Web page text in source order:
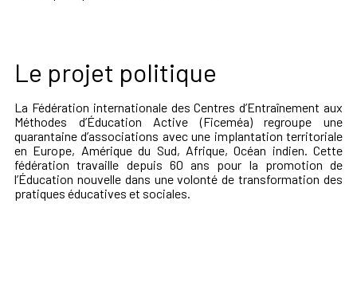
Le projet politique
La Fédération internationale des Centres d’Entraînement aux
Méthodes d’Éducation Active (Ficeméa) regroupe une
quarantaine d’associations avec une implantation territoriale
en Europe, Amérique du Sud, Afrique, Océan indien. Cette
fédération travaille depuis 60 ans pour la promotion de
l’Éducation nouvelle dans une volonté de transformation des
pratiques éducatives et sociales.